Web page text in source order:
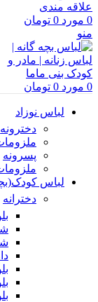
علاقه مندی
0 مورد 0 تومان
منو
0 مورد 0 تومان
لباس نوزاد
دخترونه
پسرونه
لباس
دخترانه